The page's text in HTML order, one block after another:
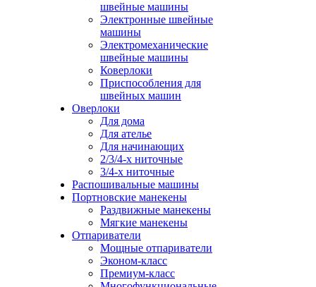
швейные машины
Электронные швейные
машины
Электромеханические
швейные машины
Коверлоки
Приспособления для
швейных машин
Оверлоки
Для дома
Для ателье
Для начинающих
2/3/4-х ниточные
3/4-х ниточные
Распошивальные машины
Портновские манекены
Раздвижные манекены
Мягкие манекены
Отпариватели
Мощные отпариватели
Эконом-класс
Премиум-класс